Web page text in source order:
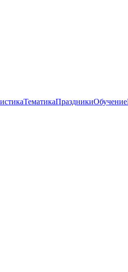
ТематикаПраздникиОбучение